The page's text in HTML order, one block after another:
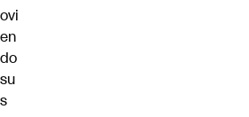
ovi
en
do
su
s